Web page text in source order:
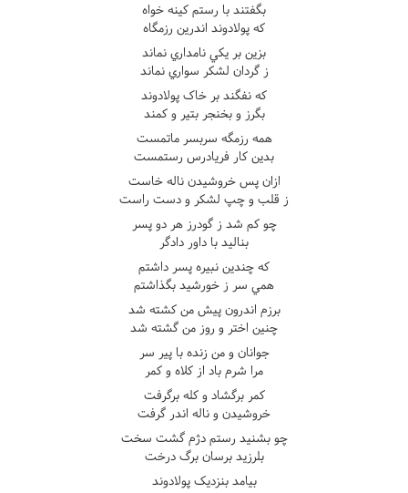
بگفتند با رستم کينه خواه
که پولادوند اندرين رزمگاه
بزين بر يکي نامداري نماند
ز گردان لشکر سواري نماند
که نفگند بر خاک پولادوند
بگرز و بخنجر بتير و کمند
همه رزمگه سربسر ماتمست
بدين کار فريادرس رستمست
ازان پس خروشيدن ناله خاست
ز قلب و چپ لشکر و دست راست
چو کم شد ز گودرز هر دو پسر
بناليد با داور دادگر
که چندين نبيره پسر داشتم
همي سر ز خورشيد بگذاشتم
برزم اندرون پيش من کشته شد
چنين اختر و روز من گشته شد
جوانان و من زنده با پير سر
مرا شرم باد از کلاه و کمر
کمر برگشاد و کله برگرفت
خروشيدن و ناله اندر گرفت
چو بشنيد رستم دژم گشت سخت
بلرزيد برسان برگ درخت
بيامد بنزديک پولادوند